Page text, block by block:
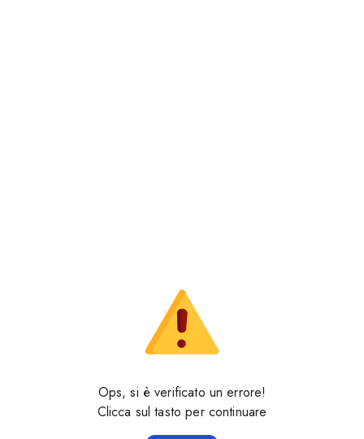
Ops, si è verificato un errore!
Clicca sul tasto per continuare